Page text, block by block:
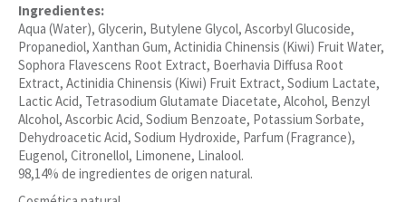
Ingredientes:
Aqua (Water), Glycerin, Butylene Glycol, Ascorbyl Glucoside,
Propanediol, Xanthan Gum, Actinidia Chinensis (Kiwi) Fruit Water,
Sophora Flavescens Root Extract, Boerhavia Diffusa Root
Extract, Actinidia Chinensis (Kiwi) Fruit Extract, Sodium Lactate,
Lactic Acid, Tetrasodium Glutamate Diacetate, Alcohol, Benzyl
Alcohol, Ascorbic Acid, Sodium Benzoate, Potassium Sorbate,
Dehydroacetic Acid, Sodium Hydroxide, Parfum (Fragrance),
Eugenol, Citronellol, Limonene, Linalool.
98,14% de ingredientes de origen natural.